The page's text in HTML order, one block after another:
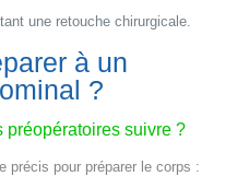
une retouche chirurgicale.
à un
?
préopératoires suivre ?
précis pour préparer le corps :